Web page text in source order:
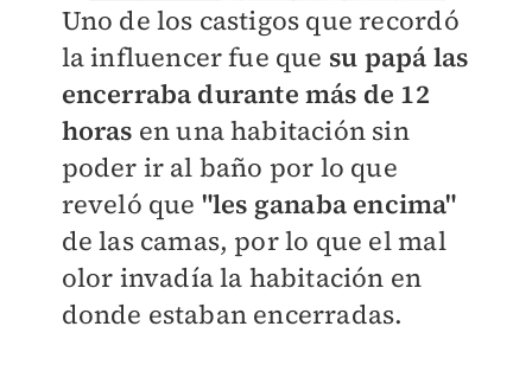
Uno de los castigos que recordó
la influencer fue que su papá las
encerraba durante más de 12
horas en una habitación sin
poder ir al baño por lo que
reveló que "les ganaba encima"
de las camas, por lo que el mal
olor invadía la habitación en
donde estaban encerradas.